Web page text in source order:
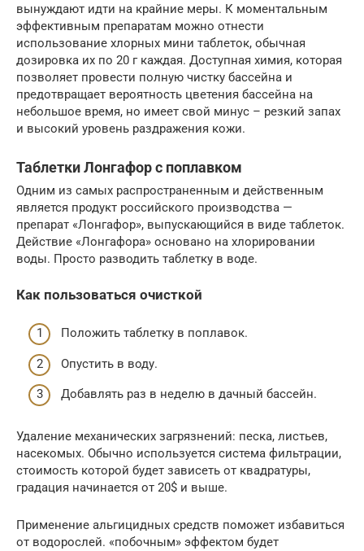
вынуждают идти на крайние меры. К моментальным
эффективным препаратам можно отнести
использование хлорных мини таблеток, обычная
дозировка их по 20 г каждая. Доступная химия, которая
позволяет провести полную чистку бассейна и
предотвращает вероятность цветения бассейна на
небольшое время, но имеет свой минус – резкий запах
и высокий уровень раздражения кожи.
Таблетки Лонгафор с поплавком
Одним из самых распространенным и действенным
является продукт российского производства —
препарат «Лонгафор», выпускающийся в виде таблеток.
Действие «Лонгафора» основано на хлорировании
воды. Просто разводить таблетку в воде.
Как пользоваться очисткой
Положить таблетку в поплавок.
Опустить в воду.
Добавлять раз в неделю в дачный бассейн.
Удаление механических загрязнений: песка, листьев,
насекомых. Обычно используется система фильтрации,
стоимость которой будет зависеть от квадратуры,
градация начинается от 20$ и выше.
Применение альгицидных средств поможет избавиться
от водорослей. «побочным» эффектом будет